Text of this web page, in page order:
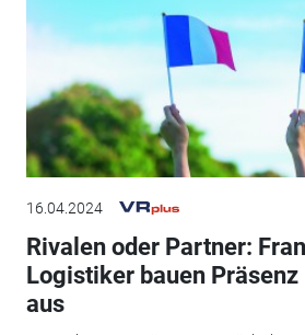
16.04.2024
Rivalen oder Partner:
Logistiker bauen Präsenz
aus